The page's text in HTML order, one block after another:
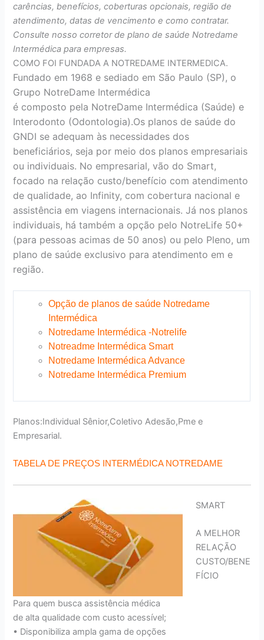
carências, benefícios, coberturas opcionais, região de
atendimento, datas de vencimento e como contratar.
Consulte nosso corretor de plano de saúde Notredame
Intermédica para empresas.
COMO FOI FUNDADA A NOTREDAME INTERMEDICA.
Fundado em 1968 e sediado em São Paulo (SP), o
Grupo NotreDame Intermédica
é composto pela NotreDame Intermédica (Saúde) e
Interodonto (Odontologia).Os planos de saúde do
GNDI se adequam às necessidades dos
beneficiários, seja por meio dos planos empresariais
ou individuais. No empresarial, vão do Smart,
focado na relação custo/benefício com atendimento
de qualidade, ao Infinity, com cobertura nacional e
assistência em viagens internacionais. Já nos planos
individuais, há também a opção pelo NotreLife 50+
(para pessoas acimas de 50 anos) ou pelo Pleno, um
plano de saúde exclusivo para atendimento em e
região.
Opção de planos de saúde Notredame
Intermédica
Notredame Intermédica -Notrelife
Notreadme Intermédica Smart
Notredame Intermédica Advance
Notredame Intermédica Premium
Planos:Individual Sênior,Coletivo Adesão,Pme e
Empresarial.
TABELA DE PREÇOS INTERMÉDICA NOTREDAME
SMART
A MELHOR
RELAÇÃO
CUSTO/BENE
FÍCIO
Para quem busca assistência médica
de alta qualidade com custo acessível;
• Disponibiliza ampla gama de opções